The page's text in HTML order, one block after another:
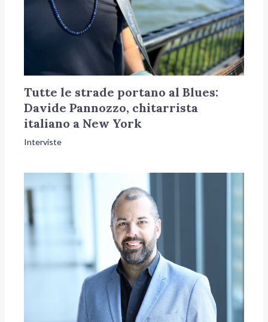
Tutte le strade portano al Blues:
Davide Pannozzo, chitarrista
italiano a New York
Interviste